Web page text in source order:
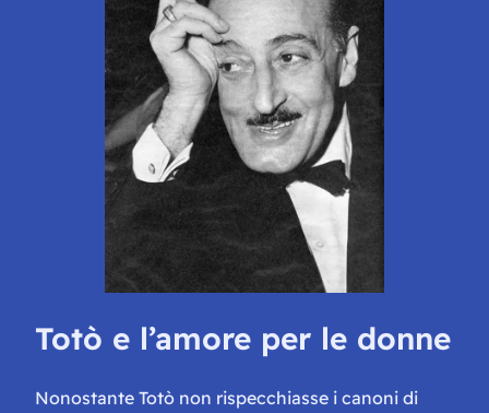
Totò e l’amore per le donne
Nonostante Totò non rispecchiasse i canoni di